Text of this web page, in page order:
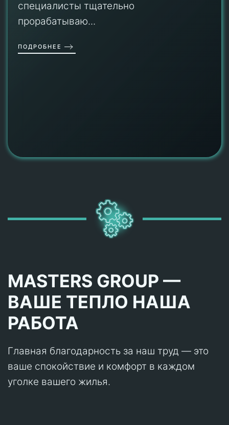
специалисты тщательно
прорабатываю...
ПОДРОБНЕЕ
MASTERS GROUP —
ВАШЕ ТЕПЛО НАША
РАБОТА
Главная благодарность за наш труд — это
ваше спокойствие и комфорт в каждом
уголке вашего жилья.